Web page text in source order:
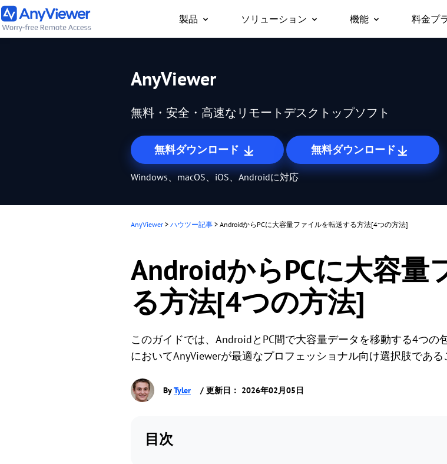
製品
セス
管理
ソリューション
どこからでも自分のPCに接続
リモートサポート
遠隔でお客様のITトラブルを解決
リモートワーク
オフィスと同じようにリモートで働く
リモートゲーム
どこからでもゲームをプレイ
海外にあるサーバーもスムーズに操作
機能
許可なしでリモ
デバイス間でワイ
ファイル転送
デバイス間でファ
プライバシーモ
画面の壁
たくさんの画面を
柔軟な権限設定で
料金プ
AnyViewer
無料・安全・高速なリモートデスクトップソフト
無料ダウンロード 無料ダウンロード
Windows、macOS、iOS、Androidに対応
AnyViewer > ハウツー記事 > AndroidからPCに大容量ファイルを転送する方法[4つの方法]
AndroidからPCに大容量
る方法[4つの方法]
このガイドでは、AndroidとPC間で大容量データを移動する4つ
においてAnyViewerが最適なプロフェッショナル向け選択肢である
ByTyler / 更新日： 2026年02月05日
目次